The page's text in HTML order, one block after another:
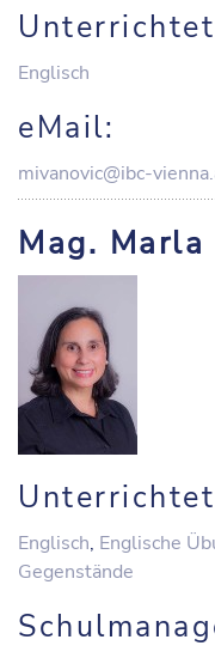
Englisch
eMail:
mivanovic@ibc-
Mag. Marla
Englisch, Englische
Gegenstände